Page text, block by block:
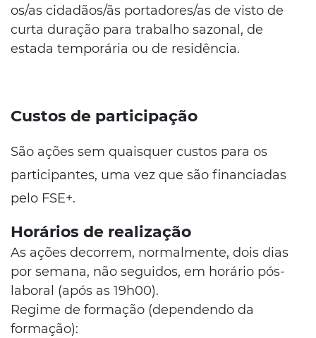
os/as cidadãos/ãs portadores/as de visto de
curta duração para trabalho sazonal, de
estada temporária ou de residência.
Custos de participação
São ações sem quaisquer custos para os
participantes, uma vez que são financiadas
pelo FSE+.
Horários de realização
As ações decorrem, normalmente, dois dias
por semana, não seguidos, em horário pós-
laboral (após as 19h00).
Regime de formação (dependendo da
formação):